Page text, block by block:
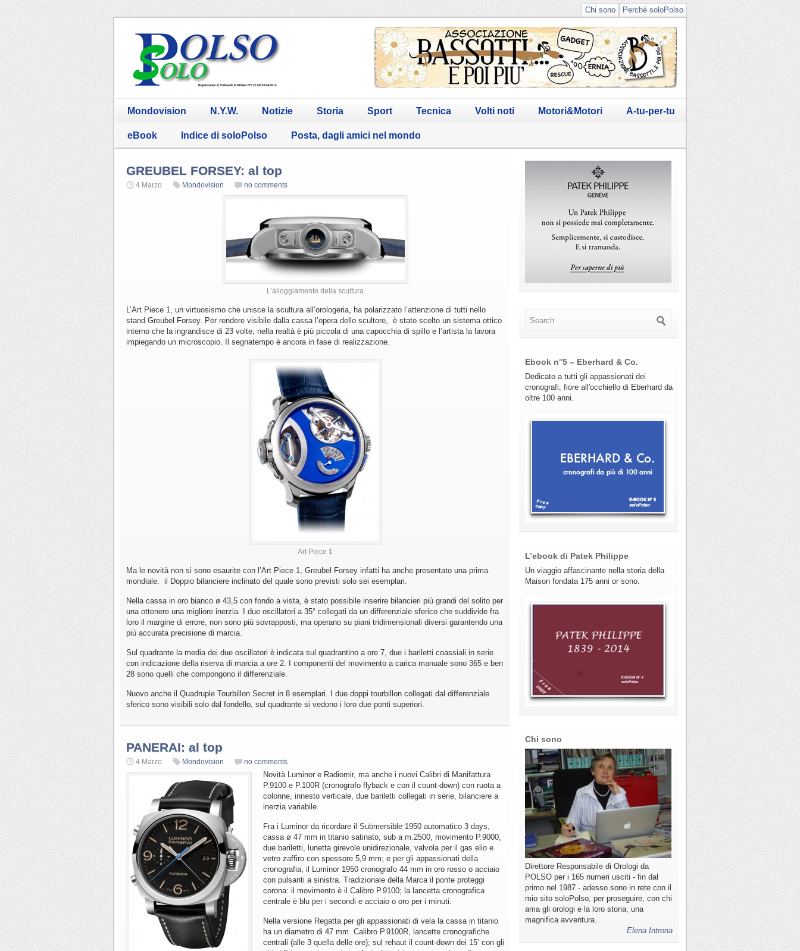
Perché soloPolso
Chi sono
Mondovision N.Y.W. Notizie Storia Sport Tecnica Volti noti Motori&Motori A-tu-per-tu
eBook Indice di soloPolso Posta, dagli amici nel mondo
GREUBEL FORSEY: al top
4 Marzo Mondovision no comments
L’alloggiamento della scultura
L’Art Piece 1, un virtuosismo che unisce la scultura all’orologeria, ha polarizzato l’attenzione di tutti nello
stand Greubel Forsey. Per rendere visibile dalla cassa l’opera dello scultore, è stato scelto un sistema ottico
interno che la ingrandisce di 23 volte; nella realtà è più piccola di una capocchia di spillo e l’artista la lavora
impiegando un microscopio. Il segnatempo è ancora in fase di realizzazione.
Art Piece 1
Ma le novità non si sono esaurite con l’Art Piece 1, Greubel Forsey infatti ha anche presentato una prima
mondiale: il Doppio bilanciere inclinato del quale sono previsti solo sei esemplari.
Nella cassa in oro bianco ø 43,5 con fondo a vista, è stato possibile inserire bilancieri più grandi del solito per
una ottenere una migliore inerzia. I due oscillatori a 35° collegati da un differenziale sferico che suddivide fra
loro il margine di errore, non sono più sovrapposti, ma operano su piani tridimensionali diversi garantendo una
più accurata precisione di marcia.
Sul quadrante la media dei due oscillatori è indicata sul quadrantino a ore 7, due i bariletti coassiali in serie
con indicazione della riserva di marcia a ore 2. I componenti del movimento a carica manuale sono 365 e ben
28 sono quelli che compongono il differenziale.
Nuovo anche il Quadruple Tourbillon Secret in 8 esemplari. I due doppi tourbillon collegati dal differenziale
sferico sono visibili solo dal fondello, sul quadrante si vedono i loro due ponti superiori.
PANERAI: al top
4 Marzo Mondovision no comments
Novità Luminor e Radiomir, ma anche i nuovi Calibri di Manifattura
P.9100 e P.100R (cronografo flyback e con il count-down) con ruota a
colonne, innesto verticale, due bariletti collegati in serie, bilanciere a
inerzia variabile.
Fra i Luminor da ricordare il Submersible 1950 automatico 3 days,
cassa ø 47 mm in titanio satinato, sub a m.2500, movimento P.9000,
due bariletti, lunetta girevole unidirezionale, valvola per il gas elio e
vetro zaffiro con spessore 5,9 mm; e per gli appassionati della
cronografia, il Luminor 1950 cronografo 44 mm in oro rosso o acciaio
con pulsanti a sinistra. Tradizionale della Marca il ponte proteggi
corona: il movimento è il Calibro P.9100; la lancetta cronografica
centrale è blu per i secondi e acciaio o oro per i minuti.
Nella versione Regatta per gli appassionati di vela la cassa in titanio
ha un diametro di 47 mm. Calibro P.9100R, lancette cronografiche
centrali (alle 3 quella delle ore); sul rehaut il count-down dei 15’ con gli
Ebook n°5 – Eberhard & Co.
Dedicato a tutti gli appassionati dei
cronografi, fiore all'occhiello di Eberhard da
oltre 100 anni.
L’ebook di Patek Philippe
Un viaggio affascinante nella storia della
Maison fondata 175 anni or sono.
Chi sono
Direttore Responsabile di Orologi da
POLSO per i 165 numeri usciti - fin dal
primo nel 1987 - adesso sono in rete con il
mio sito soloPolso, per proseguire, con chi
ama gli orologi e la loro storia, una
magnifica avventura.
Elena Introna